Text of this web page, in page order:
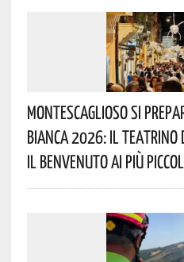
Montescaglioso Si
Bianca 2026: Il
Il Benvenuto Ai Più